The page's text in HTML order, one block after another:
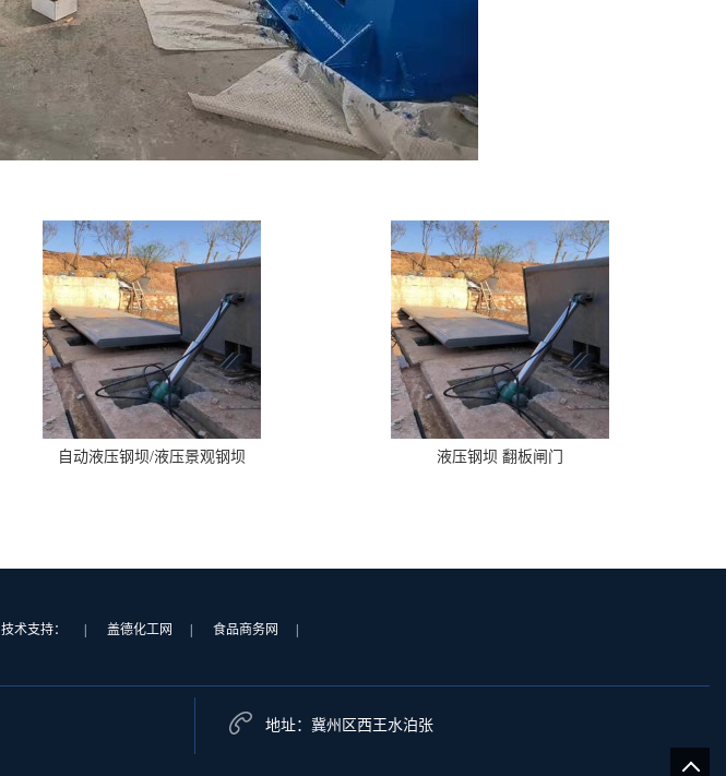
自动液压钢坝/液压景观钢坝 液压钢坝 翻板闸门
技术支持： 盖德化工网 食品商务网
地址：冀州区西王水泊张